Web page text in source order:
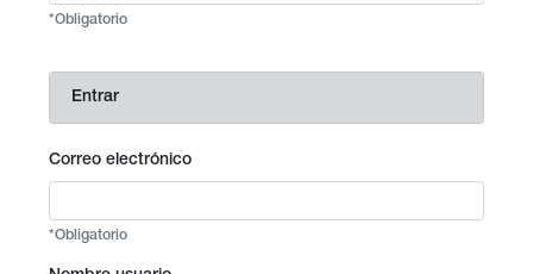
*Obligatorio
Entrar
Correo electrónico
*Obligatorio